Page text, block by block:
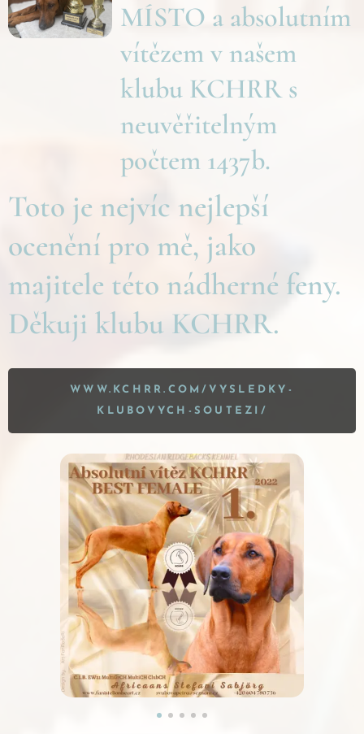
MÍSTO a absolutním
vítězem v našem
klubu KCHRR s
neuvěřitelným
počtem 1437b.
Toto je nejvíc nejlepší
ocenění pro mě, jako
majitele této nádherné feny.
Děkuji klubu KCHRR.
WWW.KCHRR.COM/VYSLEDKY-
KLUBOVYCH-SOUTEZI/